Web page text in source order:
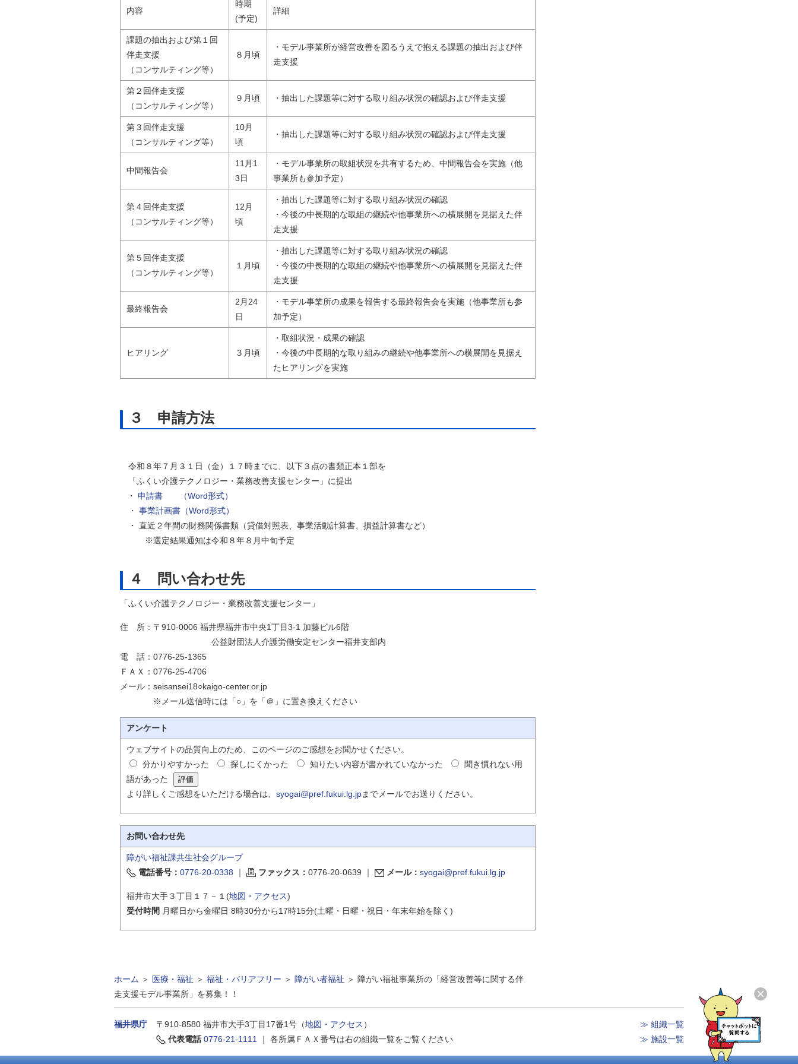
内容
時期
(予定)
詳細
課題の抽出および第１回
伴走支援
（コンサルティング等）
８月頃
・モデル事業所が経営改善を図るうえで抱える課題の抽出および伴
走支援
第２回伴走支援
（コンサルティング等）
９月頃 ・抽出した課題等に対する取り組み状況の確認および伴走支援
第３回伴走支援
（コンサルティング等）
10月
頃
・抽出した課題等に対する取り組み状況の確認および伴走支援
中間報告会
11月1
3日
・モデル事業所の取組状況を共有するため、中間報告会を実施（他
事業所も参加予定）
第４回伴走支援
（コンサルティング等）
12月
頃
・抽出した課題等に対する取り組み状況の確認
・今後の中長期的な取組の継続や他事業所への横展開を見据えた伴
走支援
第５回伴走支援
（コンサルティング等）
１月頃
・抽出した課題等に対する取り組み状況の確認
・今後の中長期的な取組の継続や他事業所への横展開を見据えた伴
走支援
最終報告会
2月24
日
・モデル事業所の成果を報告する最終報告会を実施（他事業所も参
加予定）
ヒアリング ３月頃
・取組状況・成果の確認
・今後の中長期的な取り組みの継続や他事業所への横展開を見据え
たヒアリングを実施
３ 申請方法
令和８年７月３１日（金）１７時までに、以下３点の書類正本１部を
「ふくい介護テクノロジー・業務改善支援センター」に提出
・ 申請書 （Word形式）
・ 事業計画書（Word形式）
・ 直近２年間の財務関係書類（貸借対照表、事業活動計算書、損益計算書など）
※選定結果通知は令和８年８月中旬予定
４ 問い合わせ先
「ふくい介護テクノロジー・業務改善支援センター」
住 所：〒910-0006 福井県福井市中央1丁目3-1 加藤ビル6階
公益財団法人介護労働安定センター福井支部内
電 話：0776-25-1365
ＦＡＸ：0776-25-4706
メール：seisansei18○kaigo-center.or.jp
※メール送信時には「○」を「＠」に置き換えください
アンケート
ウェブサイトの品質向上のため、このページのご感想をお聞かせください。
分かりやすかった
探しにくかった 知りたい内容が書かれていなかった
聞き慣れない用
語があった
より詳しくご感想をいただける場合は、 syogai@pref.fukui.lg.jpまでメールでお送りください。
お問い合わせ先
障がい福祉課共生社会グループ
電話番号： 0776-20-0338 ｜ ファックス： 0776-20-0639 ｜ メール： syogai@pref.fukui.lg.jp
福井市大手３丁目１７－１(地図・アクセス)
受付時間 月曜日から金曜日 8時30分から17時15分(土曜・日曜・祝日・年末年始を除く)
ホーム ＞ 医療・福祉 ＞ 福祉・バリアフリー ＞ 障がい者福祉 ＞ 障がい福祉事業所の「経営改善等に関する伴
走支援モデル事業所」を募集！！
福井県庁 〒910-8580 福井市大手3丁目17番1号（地図・アクセス ）
代表電話 0776-21-1111 ｜ 各所属ＦＡＸ番号は右の組織一覧をご覧ください
≫ 組織一覧
≫ 施設一覧